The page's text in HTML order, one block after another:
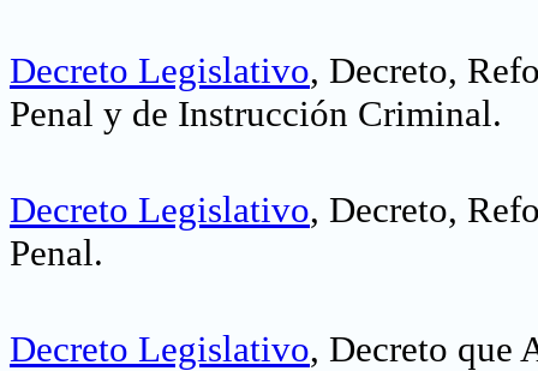
Decreto Legislativo, Decreto,
Penal y de Instrucción Criminal.
Decreto Legislativo, Decreto,
Penal.
Decreto Legislativo, Decreto que